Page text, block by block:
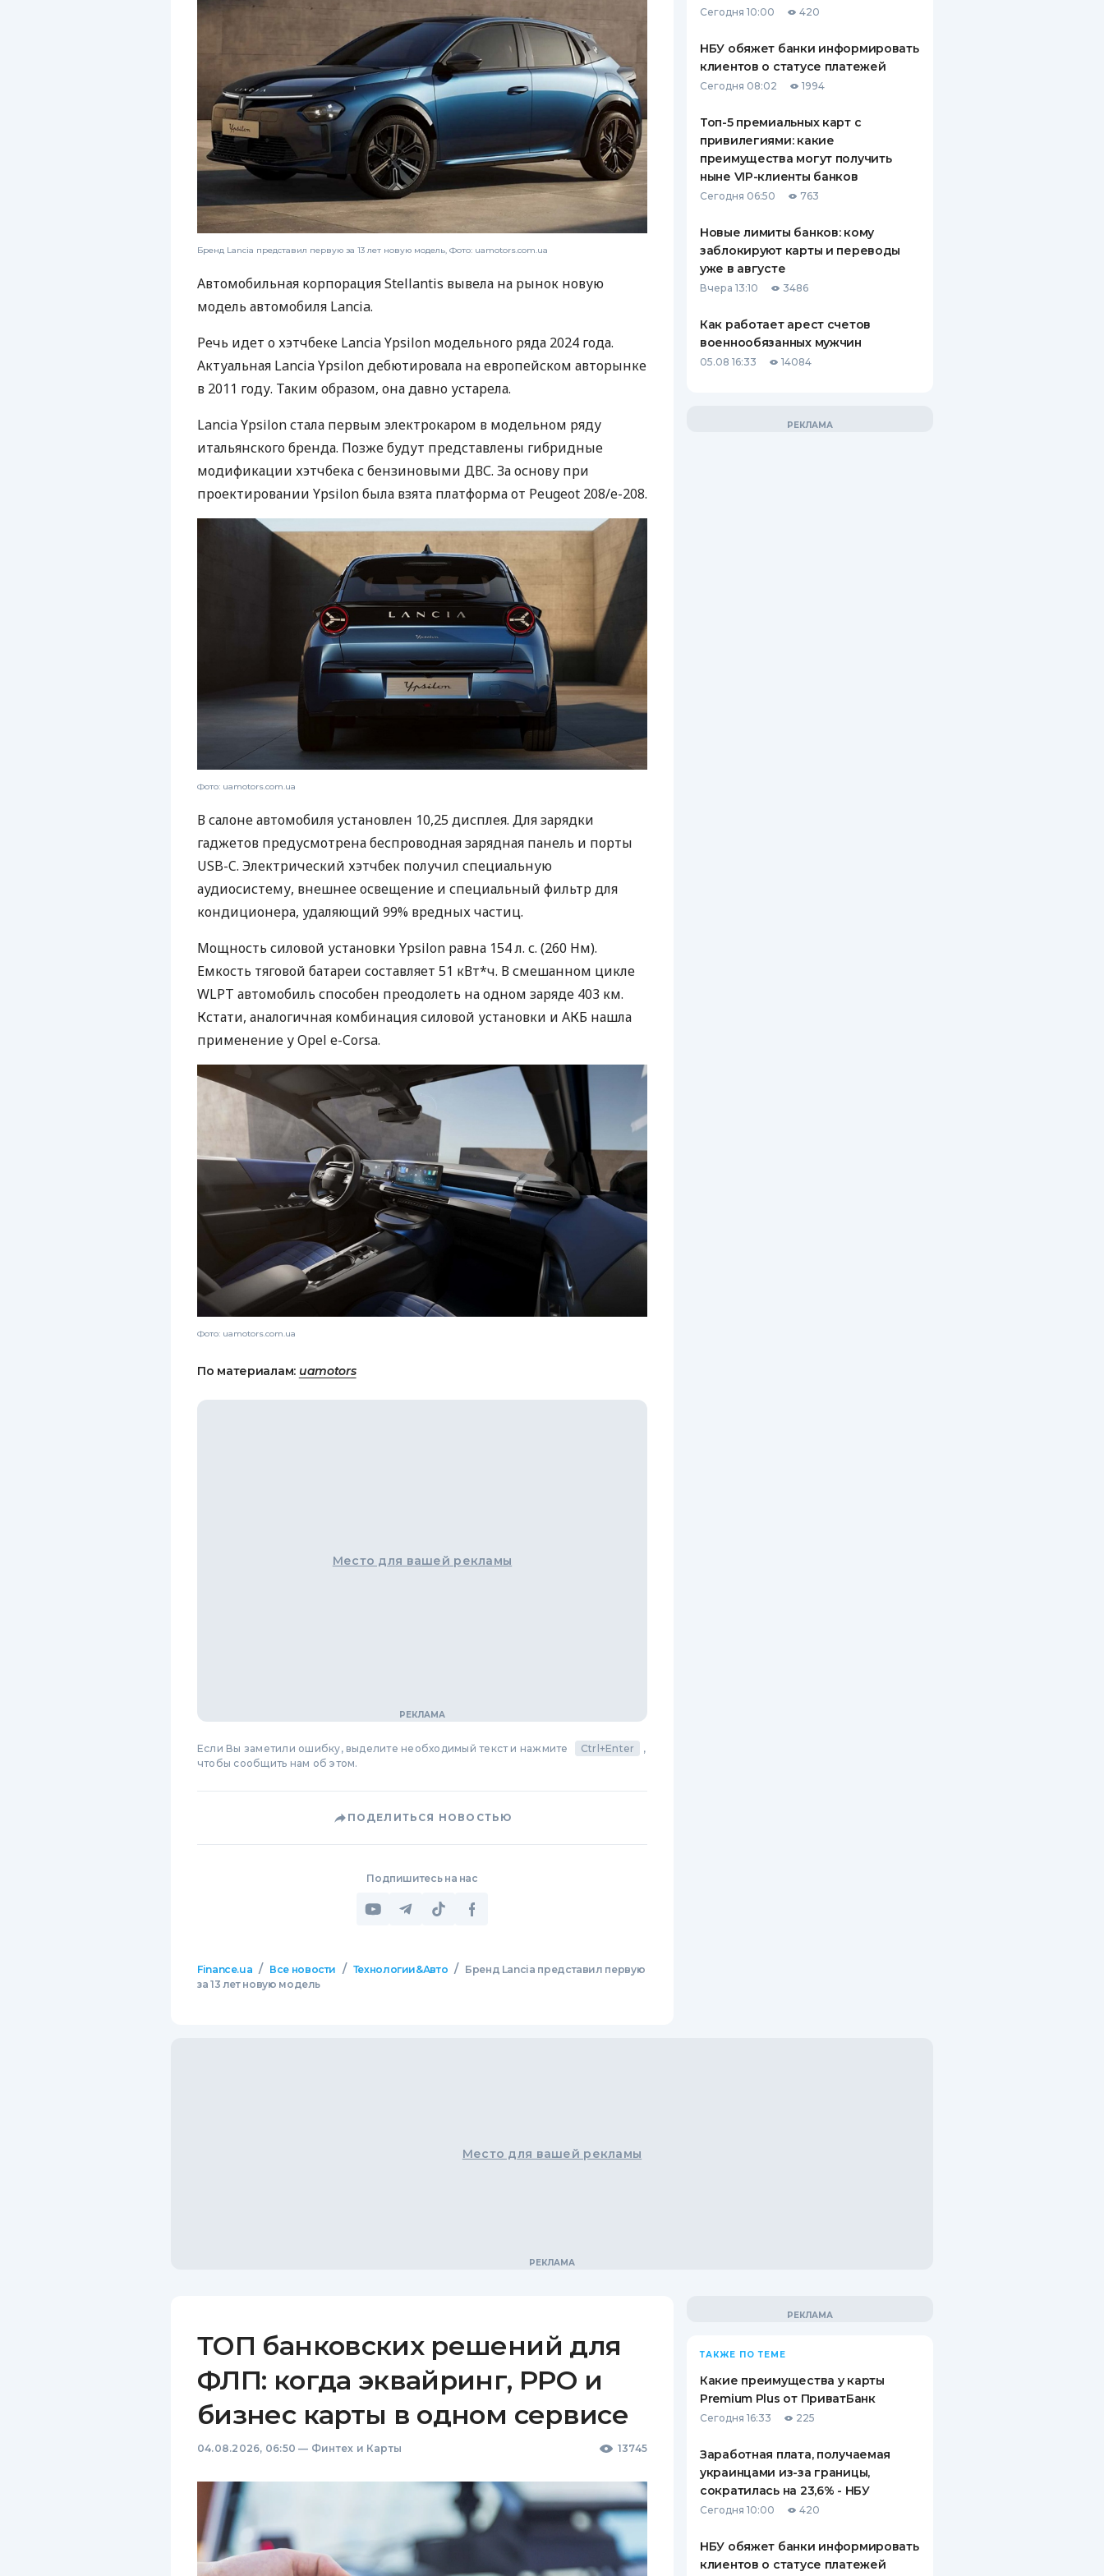
ЕЖЕМЕСЯЧНЫЙ ОБЗОР
КЕШБЭКА
ПУТЕВОДИТЕЛИ ПО
БАНКОВСКИМ КАРТАМ
СТРАХОВАНИЮ
ВСЕ СТРАХОВЫЕ ПОЛИСЫ
ОТЗЫВЫ О СТРАХОВЫХ
КОМПАНИЯХ
Бренд Lancia представил первую за 13 лет новую модель, Фото: uamotors.com.ua
Автомобильная корпорация Stellantis вывела на рынок новую
модель автомобиля Lancia.
Речь идет о хэтчбеке Lancia Ypsilon модельного ряда 2024 года.
Актуальная Lancia Ypsilon дебютировала на европейском авторынке
в 2011 году. Таким образом, она давно устарела.
Lancia Ypsilon стала первым электрокаром в модельном ряду
итальянского бренда. Позже будут представлены гибридные
модификации хэтчбека с бензиновыми ДВС. За основу при
проектировании Ypsilon была взята платформа от Peugeot 208/e-208.
Фото: uamotors.com.ua
В салоне автомобиля установлен 10,25 дисплея. Для зарядки
гаджетов предусмотрена беспроводная зарядная панель и порты
USB-C. Электрический хэтчбек получил специальную
аудиосистему, внешнее освещение и специальный фильтр для
кондиционера, удаляющий 99% вредных частиц.
Мощность силовой установки Ypsilon равна 154 л. с. (260 Нм).
Емкость тяговой батареи составляет 51 кВт*ч. В смешанном цикле
WLPT автомобиль способен преодолеть на одном заряде 403 км.
Кстати, аналогичная комбинация силовой установки и АКБ нашла
применение у Opel e-Corsa.
Фото: uamotors.com.ua
По материалам: uamotors
Место для вашей рекламы
Если Вы заметили ошибку, выделите необходимый текст и нажмите Ctrl+Enter
,
чтобы сообщить нам об этом.
ПОДЕЛИТЬСЯ НОВОСТЬЮ
Подпишитесь на нас
Finance.ua / Все новости / Технологии&Авто /
Бренд Lancia представил первую
за 13 лет новую модель
Сегодня 10:00 420
НБУ обяжет банки информировать
клиентов о статусе платежей
Сегодня 08:02 1994
Топ-5 премиальных карт с
привилегиями: какие
преимущества могут получить
ныне VIP-клиенты банков
Сегодня 06:50 763
Новые лимиты банков: кому
заблокируют карты и переводы
уже в августе
Вчера 13:10 3486
Как работает арест счетов
военнообязанных мужчин
05.08 16:33 14084
Место для вашей рекламы
ТОП банковских решений для
ФЛП: когда эквайринг, РРО и
бизнес карты в одном сервисе
04.08.2026, 06:50 — Финтех и Карты 13745
ТАКЖЕ ПО ТЕМЕ
Какие преимущества у карты
Premium Plus от ПриватБанк
Сегодня 16:33 225
Заработная плата, получаемая
украинцами из-за границы,
сократилась на 23,6% - НБУ
Сегодня 10:00 420
НБУ обяжет банки информировать
клиентов о статусе платежей